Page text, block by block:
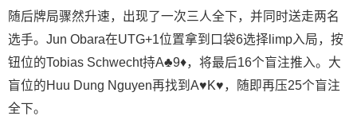
随后牌局骤然升速，出现了一次三人全下，并同时送走两名
选手。Jun Obara在UTG+1位置拿到口袋6选择limp入局，按
钮位的Tobias Schwecht持A♣9♦，将最后16个盲注推入。大
盲位的Huu Dung Nguyen再找到A♥K♥，随即再压25个盲注
全下。